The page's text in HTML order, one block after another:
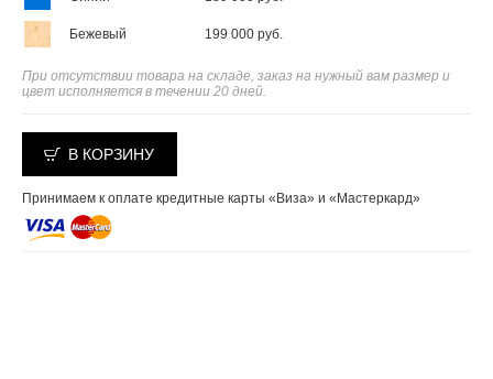
Бежевый 199 000 руб.
При отсутствии товара на складе, заказ на нужный вам размер и
цвет исполняется в течении 20 дней.
В КОРЗИНУ
Принимаем к оплате кредитные карты «Виза» и «Мастеркард»